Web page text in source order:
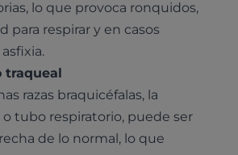
lo que provoca ronquidos,
para respirar y en casos
traqueal
razas braquicéfalas, la
o tubo respiratorio, puede ser
de lo normal, lo que